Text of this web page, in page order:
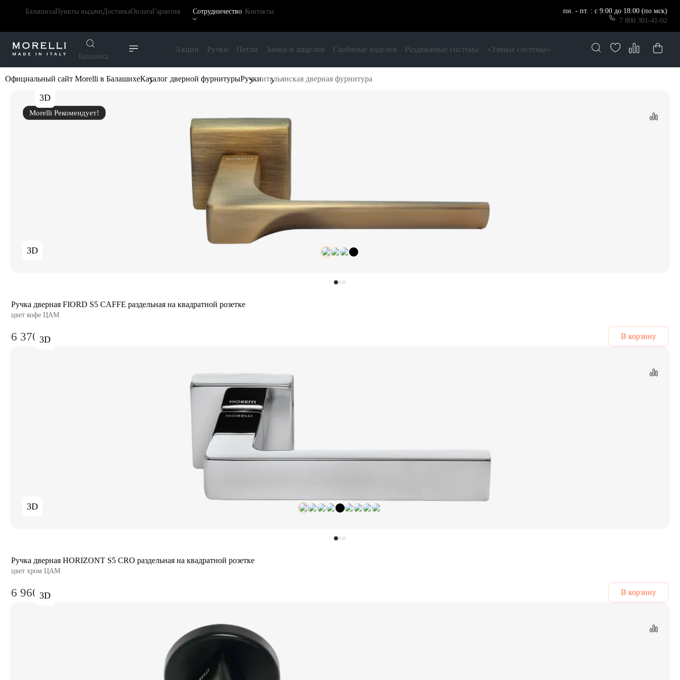
БалашихаПункты выдачиДоставкаОплатаГарантия Сотрудничество Контакты
пн. - пт. : с 9:00 до 18:00 (по мск)
7 800 301-41-02
Балашиха
Акции Ручки Петли Замки и защелки Скобяные изделия Раздвижные системы «Умные системы»
Официальный сайт Morelli в БалашихеКаталог дверной фурнитурыРучкиитальянская дверная фурнитура
3D
3D
Morelli Рекомендует!
Ручка дверная FIORD S5 CAFFE раздельная на квадратной розетке
цвет кофе ЦАМ
6 370₽ В корзину
3D
3D
Ручка дверная HORIZONT S5 CRO раздельная на квадратной розетке
цвет хром ЦАМ
6 960₽ В корзину
3D